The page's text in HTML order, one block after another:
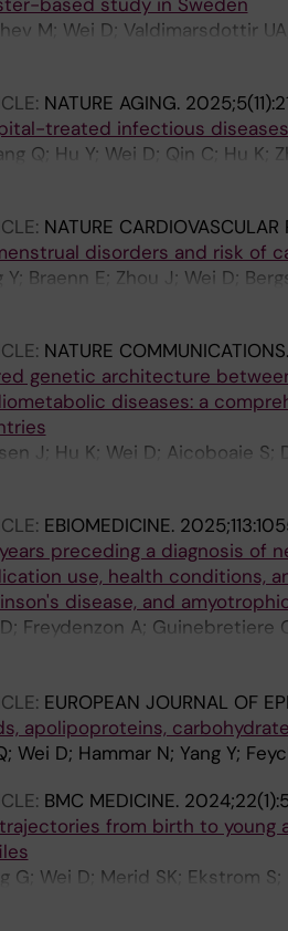
M; Wei D; Valdimarsdottir
NATURE AGING.
treated infectious
Q; Hu Y; Wei D; Qin C; Hu K;
NATURE CARDIOVASCULAR
disorders and risk of
Y; Braenn E; Zhou J; Wei D;
NATURE COMMUNICATIONS.
genetic architecture
diseases: a
J; Hu K; Wei D; Aicoboaie S;
EBIOMEDICINE.
preceding a diagnosis of
use, health conditions,
disease, and
Freydenzon A; Guinebretiere
Feychting M; Hamieh N;
EUROPEAN JOURNAL OF
apolipoproteins,
Wei D; Hammar N; Yang Y;
BMC MEDICINE.
trajectories from birth to
G; Wei D; Merid SK; Ekstrom